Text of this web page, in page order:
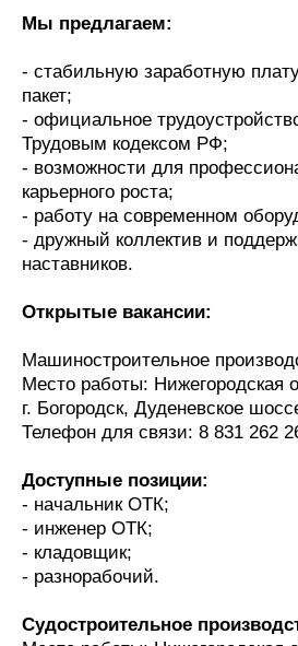
Реклама
Конференции
Выставки и семинары
Личности
Словарь
Флот
Мы предлагаем:
- стабильную заработную
пакет;
- официальное
Трудовым кодексом РФ;
- возможности для
карьерного роста;
- работу на современном
- дружный коллектив и
наставников.
Открытые вакансии:
Машиностроительное
Место работы: Нижегородская
г. Богородск, Дуденевское
Телефон для связи: 8 831 262
Доступные позиции:
- начальник ОТК;
- инженер ОТК;
- кладовщик;
- разнорабочий.
Судостроительное